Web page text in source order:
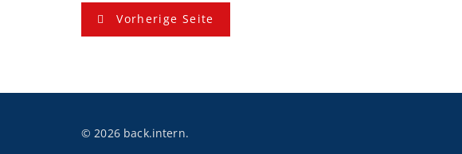
B
e
r
Vorherige Seite
© 2026 back.intern.